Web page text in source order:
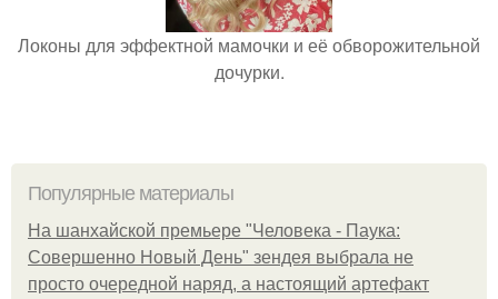
Локоны для эффектной мамочки и её обворожительной
дочурки.
Популярные материалы
На шанхайской премьере "Человека - Паука:
Совершенно Новый День" зендея выбрала не
просто очередной наряд, а настоящий артефакт